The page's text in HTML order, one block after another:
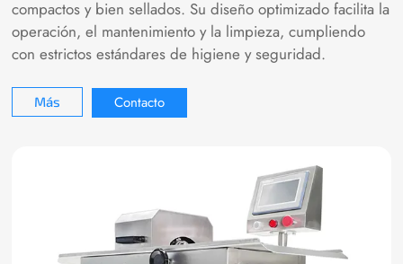
compactos y bien sellados. Su diseño optimizado facilita la
operación, el mantenimiento y la limpieza, cumpliendo
con estrictos estándares de higiene y seguridad.
Más Contacto